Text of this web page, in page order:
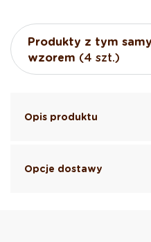
Produkty z tym
wzorem (4 szt.)
Opis produktu
Opcje dostawy